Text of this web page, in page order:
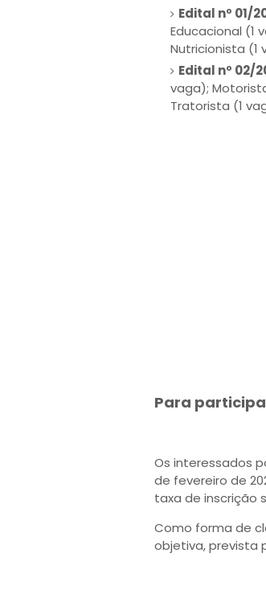
Edital nº 01/
Educacional (1
Nutricionista (1
Edital nº 02/
vaga);
Tratorista (1
Para
Os interessados
de fevereiro de
taxa de inscrição
Como forma de
objetiva, prevista